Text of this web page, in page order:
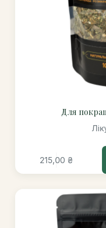
Для
215,00 ₴